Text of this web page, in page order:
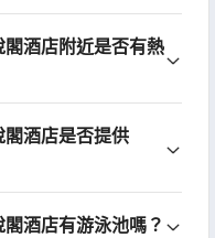
酒店附近是否有熱
酒店是否提供
酒店有游泳池嗎？